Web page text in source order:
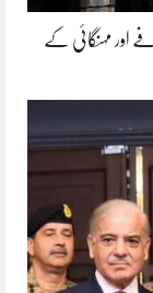
اور مہنگائی کے